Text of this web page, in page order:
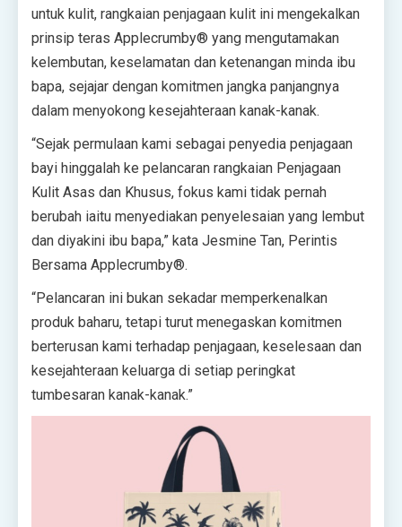
untuk kulit, rangkaian penjagaan kulit ini mengekalkan
prinsip teras Applecrumby® yang mengutamakan
kelembutan, keselamatan dan ketenangan minda ibu
bapa, sejajar dengan komitmen jangka panjangnya
dalam menyokong kesejahteraan kanak-kanak.
“Sejak permulaan kami sebagai penyedia penjagaan
bayi hinggalah ke pelancaran rangkaian Penjagaan
Kulit Asas dan Khusus, fokus kami tidak pernah
berubah iaitu menyediakan penyelesaian yang lembut
dan diyakini ibu bapa,” kata Jesmine Tan, Perintis
Bersama Applecrumby®.
“Pelancaran ini bukan sekadar memperkenalkan
produk baharu, tetapi turut menegaskan komitmen
berterusan kami terhadap penjagaan, keselesaan dan
kesejahteraan keluarga di setiap peringkat
tumbesaran kanak-kanak.”